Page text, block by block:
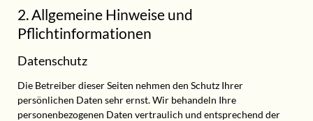
2. Allgemeine Hinweise und
Pflichtinformationen
Datenschutz
Die Betreiber dieser Seiten nehmen den Schutz Ihrer
persönlichen Daten sehr ernst. Wir behandeln Ihre
personenbezogenen Daten vertraulich und entsprechend der